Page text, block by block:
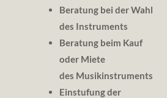
Beratung bei der Wahl
des Instruments
Beratung beim Kauf
oder Miete
des Musikinstruments
Einstufung der